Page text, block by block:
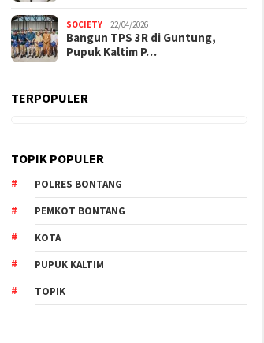
SOCIETY 22/04/2026
Bangun TPS 3R di Guntung,
Pupuk Kaltim P…
TERPOPULER
TOPIK POPULER
POLRES BONTANG
PEMKOT BONTANG
KOTA
PUPUK KALTIM
TOPIK